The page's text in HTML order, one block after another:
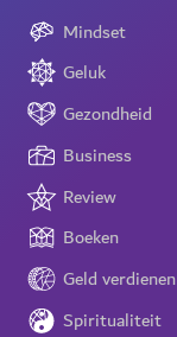
Mindset
Geluk
Gezondheid
Business
Review
Boeken
Geld verdienen
Spiritualiteit